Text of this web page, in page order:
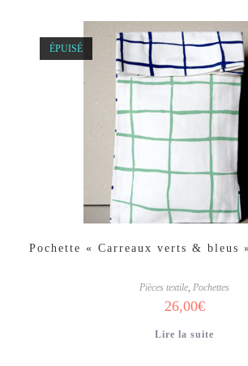
ÉPUISÉ
Pochette « Carreaux verts & bleus
Pièces textile Pochettes
26,00€
Lire la suite